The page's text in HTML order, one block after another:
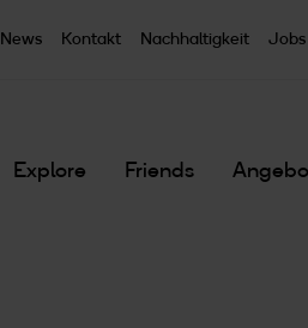
News Kontakt Nachhaltigkeit Jobs
Explore Friends